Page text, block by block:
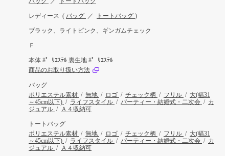
レディース ( バッグ ／ トートバッグ )
ブラック、ライトピンク、ギンガムチェック
Ｆ
本体 ﾎ゜ﾘｴｽﾃﾙ 裏生地 ﾎ゜ﾘｴｽﾃﾙ
商品のお取り扱い方法
バッグ
ポリエステル素材 / 無地 / ロゴ / チェック柄 / フリル / 大(幅31
～45cm以下) / ライフスタイル / パーティー・結婚式・二次会 / カ
ジュアル / Ａ４収納可
トートバッグ
ポリエステル素材 / 無地 / ロゴ / チェック柄 / フリル / 大(幅31
～45cm以下) / ライフスタイル / パーティー・結婚式・二次会 / カ
ジュアル / Ａ４収納可